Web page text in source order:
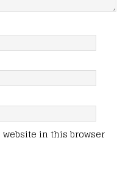
in this browser